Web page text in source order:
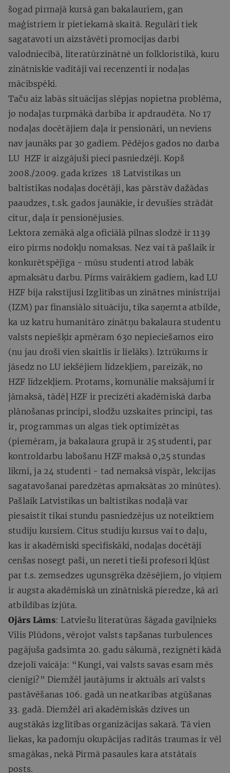
šogad pirmajā kursā gan bakalauriem, gan
maģistriem ir pietiekamā skaitā. Regulāri tiek
sagatavoti un aizstāvēti promocijas darbi
valodniecībā, literatūrzinātnē un folkloristikā, kuru
zinātniskie vadītāji vai recenzenti ir nodaļas
mācībspēki.
Taču aiz labās situācijas slēpjas nopietna problēma,
jo nodaļas turpmākā darbība ir apdraudēta. No 17
nodaļas docētājiem daļa ir pensionāri, un neviens
nav jaunāks par 30 gadiem. Pēdējos gados no darba
LU HZF ir aizgājuši pieci pasniedzēji. Kopš
2008./2009. gada krīzes 18 Latvistikas un
baltistikas nodaļas docētāji, kas pārstāv dažādas
paaudzes, t.sk. gados jaunākie, ir devušies strādāt
citur, daļa ir pensionējusies.
Lektora zemākā alga oficiālā pilnas slodzē ir 1139
eiro pirms nodokļu nomaksas. Nez vai tā pašlaik ir
konkurētspējīga - mūsu studenti atrod labāk
apmaksātu darbu. Pirms vairākiem gadiem, kad LU
HZF bija rakstījusi Izglītības un zinātnes ministrijai
(IZM) par finansiālo situāciju, tika saņemta atbilde,
ka uz katru humanitāro zinātņu bakalaura studentu
valsts nepiešķir apmēram 630 nepieciešamos eiro
(nu jau droši vien skaitlis ir lielāks). Iztrūkums ir
jāsedz no LU iekšējiem līdzekļiem, pareizāk, no
HZF līdzekļiem. Protams, komunālie maksājumi ir
jāmaksā, tādēļ HZF ir precizēti akadēmiskā darba
plānošanas principi, slodžu uzskaites principi, tas
ir, programmas un algas tiek optimizētas
(piemēram, ja bakalaura grupā ir 25 studenti, par
kontroldarbu labošanu HZF maksā 0,25 stundas
likmi, ja 24 studenti - tad nemaksā vispār, lekcijas
sagatavošanai paredzētas apmaksātas 20 minūtes).
Pašlaik Latvistikas un baltistikas nodaļā var
piesaistīt tikai stundu pasniedzējus uz noteiktiem
studiju kursiem. Citus studiju kursus vai to daļu,
kas ir akadēmiski specifiskāki, nodaļas docētāji
cenšas nosegt paši, un nereti tieši profesori kļūst
par t.s. zemsedzes ugunsgrēka dzēsējiem, jo viņiem
ir augsta akadēmiskā un zinātniskā pieredze, kā arī
atbildības izjūta.
Ojārs Lāms: Latviešu literatūras šāgada gaviļnieks
Vilis Plūdons, vērojot valsts tapšanas turbulences
pagājuša gadsimta 20. gadu sākumā, rezignēti kādā
dzejolī vaicāja: “Kungi, vai valsts savas esam mēs
cienīgi?” Diemžēl jautājums ir aktuāls arī valsts
pastāvēšanas 106. gadā un neatkarības atgūšanas
33. gadā. Diemžēl arī akadēmiskās dzīves un
augstākās izglītības organizācijas sakarā. Tā vien
liekas, ka padomju okupācijas radītās traumas ir vēl
smagākas, nekā Pirmā pasaules kara atstātais
posts.